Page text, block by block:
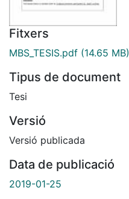
Fitxers
MBS_TESIS.pdf (14.65 MB)
Tipus de document
Tesi
Versió
Versió publicada
Data de publicació
2019-01-25